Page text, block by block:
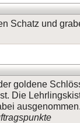
Schatz und
goldene
Die